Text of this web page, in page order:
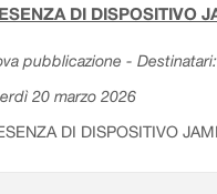
DI DISPOSITIVO
pubblicazione -
20 marzo 2026
DI DISPOSITIVO